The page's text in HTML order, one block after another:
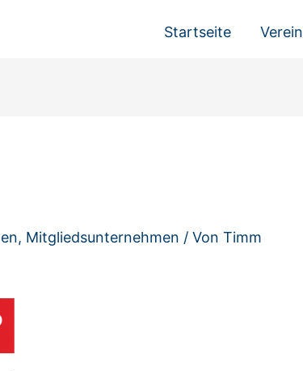
Startseite Verein
, Mitgliedsunternehmen / VonTimm